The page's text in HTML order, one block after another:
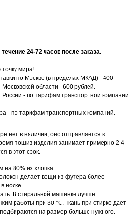
24-72 часов после заказа.
мира!
по Москве (в пределах МКАД) - 400
области - 600 рублей.
России - по тарифам транспортной компании
- по тарифам транспортных компаний.
нет в наличии, оно отправляется в
пошив изделия занимает примерно 2-4
в этот срок.
на 80% из хлопка.
делает вещи из футера более
носке.
В стиральной машинке лучше
работы при 30 °С. Ткань при стирке дает
на размер больше нужного.